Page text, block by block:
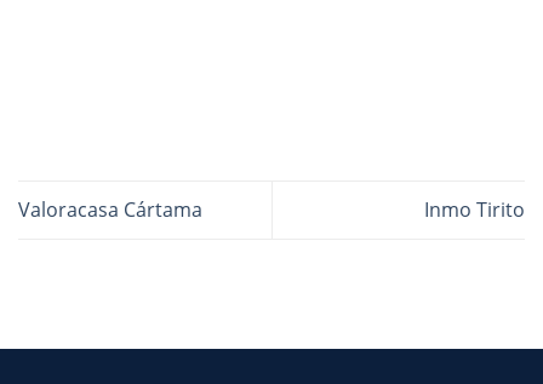
Valoracasa Cártama Inmo Tirito